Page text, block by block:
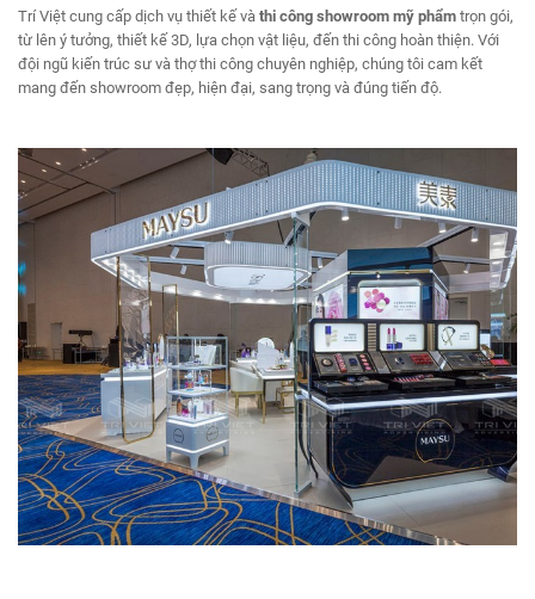
Trí Việt cung cấp dịch vụ thiết kế và thi công showroom mỹ phẩm trọn gói,
từ lên ý tưởng, thiết kế 3D, lựa chọn vật liệu, đến thi công hoàn thiện. Với
đội ngũ kiến trúc sư và thợ thi công chuyên nghiệp, chúng tôi cam kết
mang đến showroom đẹp, hiện đại, sang trọng và đúng tiến độ.